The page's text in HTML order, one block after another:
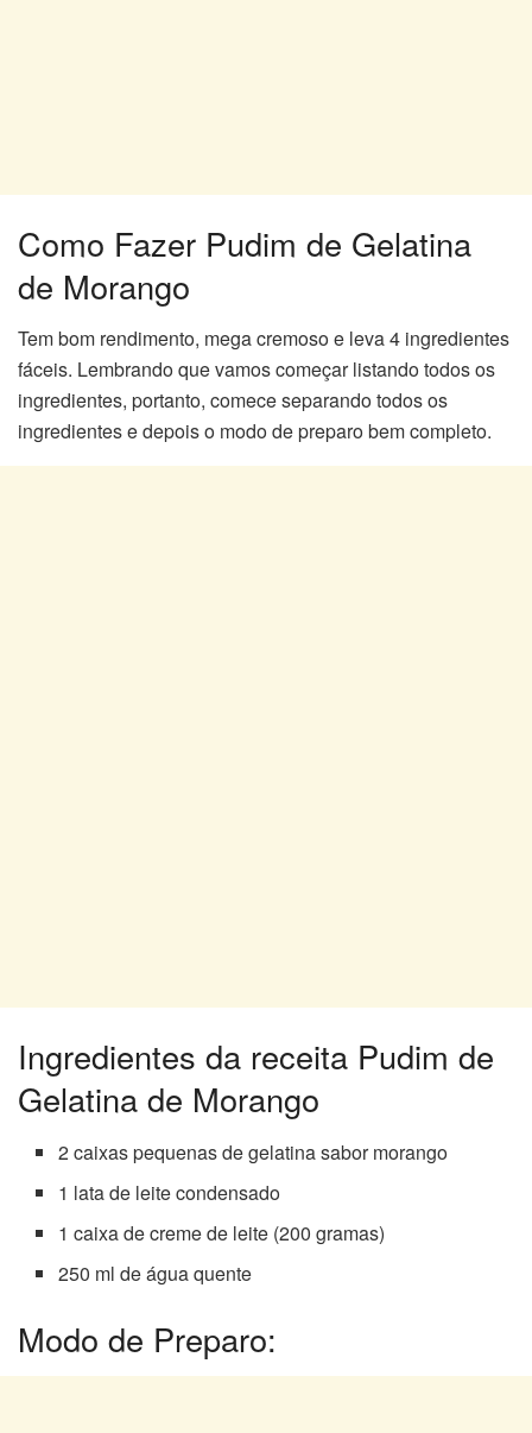
Como Fazer Pudim de Gelatina
de Morango
Tem bom rendimento, mega cremoso e leva 4 ingredientes
fáceis. Lembrando que vamos começar listando todos os
ingredientes, portanto, comece separando todos os
ingredientes e depois o modo de preparo bem completo.
Ingredientes da receita Pudim de
Gelatina de Morango
2 caixas pequenas de gelatina sabor morango
1 lata de leite condensado
1 caixa de creme de leite (200 gramas)
250 ml de água quente
Modo de Preparo: